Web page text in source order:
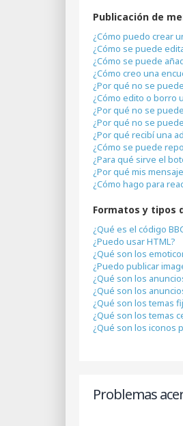
Publicación de
¿Cómo puedo crear
¿Cómo se puede
¿Cómo se puede
¿Cómo creo una
¿Por qué no se
¿Cómo edito o borro
¿Por qué no se
¿Por qué no se
¿Por qué recibí una
¿Cómo se puede
¿Para qué sirve el
¿Por qué mis
¿Cómo hago para
Formatos y tipos
¿Qué es el código
¿Puedo usar HTML?
¿Qué son los
¿Puedo publicar
¿Qué son los
¿Qué son los
¿Qué son los temas
¿Qué son los temas
¿Qué son los iconos
Problemas